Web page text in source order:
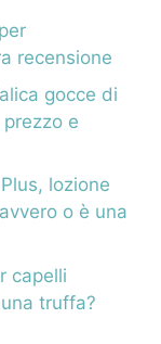
recensione
gocce di
e
lozione
o è una
capelli
truffa?